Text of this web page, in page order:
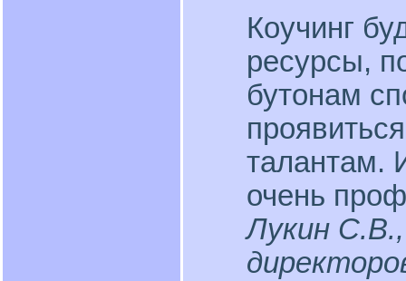
Коучинг
ресурсы,
бутонам
талантам.
очень
Лукин